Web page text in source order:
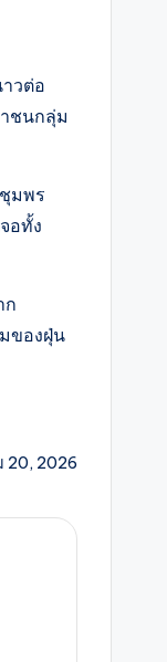
วต่อ
ชนกลุ่ม
มพร
อทั้ง
ก
ของฝุ่น
20, 2026